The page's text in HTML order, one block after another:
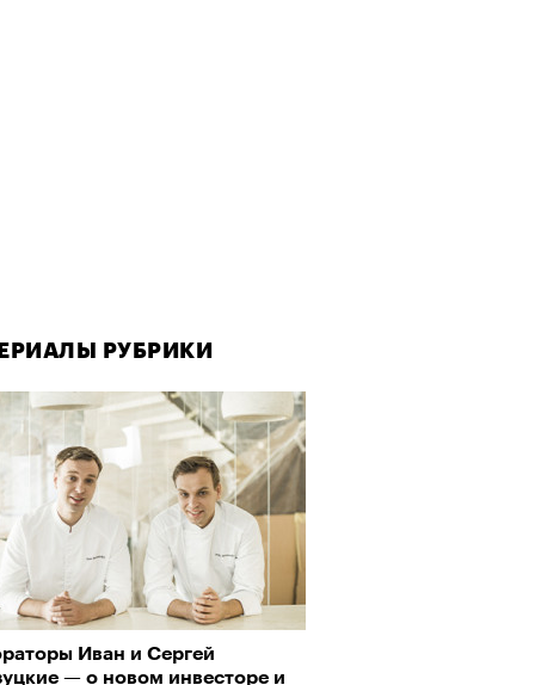
РУБРИКИ
Иван и Сергей
— о новом инвесторе и